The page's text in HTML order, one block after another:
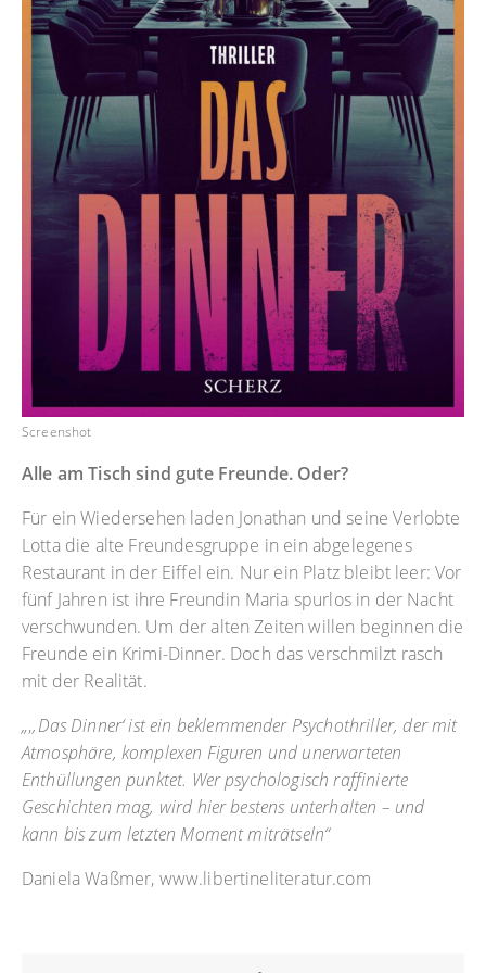
Screenshot
Alle am Tisch sind gute Freunde. Oder?
Für ein Wiedersehen laden Jonathan und seine Verlobte
Lotta die alte Freundesgruppe in ein abgelegenes
Restaurant in der Eiffel ein. Nur ein Platz bleibt leer: Vor
fünf Jahren ist ihre Freundin Maria spurlos in der Nacht
verschwunden. Um der alten Zeiten willen beginnen die
Freunde ein Krimi-Dinner. Doch das verschmilzt rasch
mit der Realität.
„‚‚Das Dinner‘ ist ein beklemmender Psychothriller, der mit
Atmosphäre, komplexen Figuren und unerwarteten
Enthüllungen punktet. Wer psychologisch raffinierte
Geschichten mag, wird hier bestens unterhalten – und
kann bis zum letzten Moment miträtseln“
Daniela Waßmer, www.libertineliteratur.com